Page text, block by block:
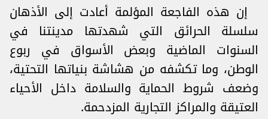
إن هذه الفاجعة المؤلمة أعادت إلى الأذهان
سلسلة الحرائق التي شهدتها مدينتنا في
السنوات الماضية وبعض الأسواق في ربوع
الوطن، وما تكشفه من هشاشة بنياتها التحتية،
وضعف شروط الحماية والسلامة داخل الأحياء
العتيقة والمراكز التجارية المزدحمة.